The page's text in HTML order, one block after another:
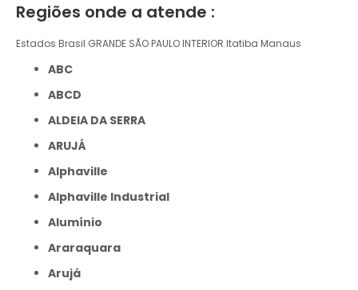
Regiões onde a atende :
Estados Brasil GRANDE SÃO PAULO INTERIOR Itatiba Manaus
ABC
ABCD
ALDEIA DA SERRA
ARUJÁ
Alphaville
Alphaville Industrial
Alumínio
Araraquara
Arujá